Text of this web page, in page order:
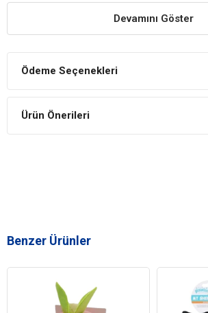
Ölçüleri:
Devamını Göster
Ödeme Seçenekleri
Ürün Önerileri
Benzer Ürünler